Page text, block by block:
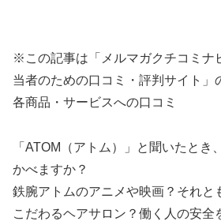
※この記事は「メルマガクチコミナ
当者のための口コミ・評判サイト」
各商品・サービスへの口コミ
「ATOM（アトム）」と聞いたとき
かべますか？
鉄腕アトムのアニメや映画？それと
こだわるヘアサロン？働く人の安全